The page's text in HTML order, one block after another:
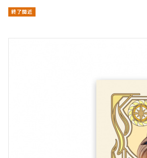
終了間近